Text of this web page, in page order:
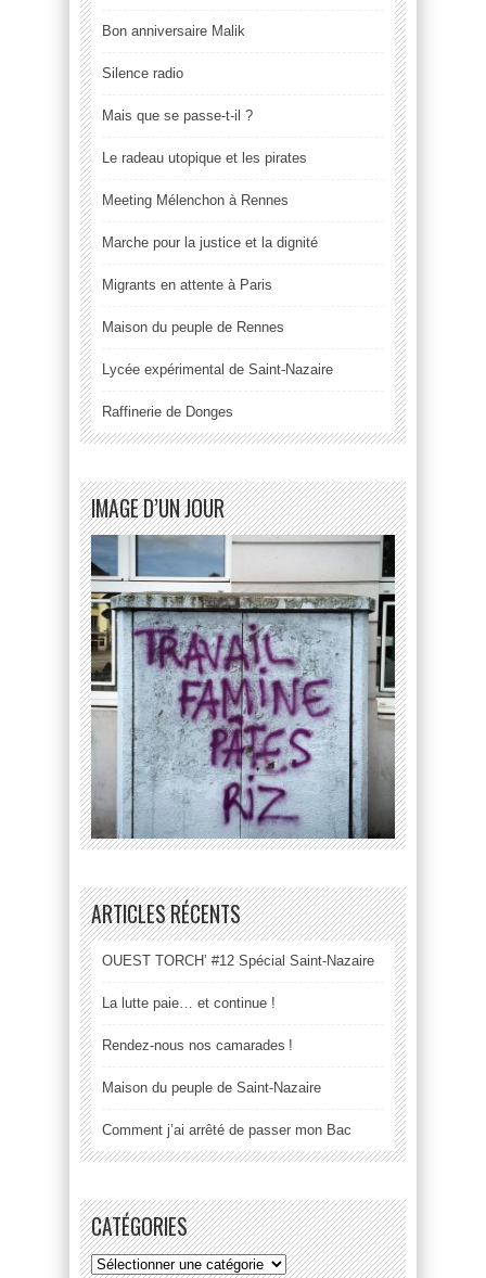
Bon anniversaire Malik
Silence radio
Mais que se passe-t-il ?
Le radeau utopique et les pirates
Meeting Mélenchon à Rennes
Marche pour la justice et la dignité
Migrants en attente à Paris
Maison du peuple de Rennes
Lycée expérimental de Saint-Nazaire
Raffinerie de Donges
IMAGE D’UN JOUR
ARTICLES RÉCENTS
OUEST TORCH’ #12 Spécial Saint-Nazaire
La lutte paie… et continue !
Rendez-nous nos camarades !
Maison du peuple de Saint-Nazaire
Comment j’ai arrêté de passer mon Bac
CATÉGORIES